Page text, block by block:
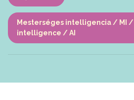
Mesterséges intelligencia / MI
intelligence / AI